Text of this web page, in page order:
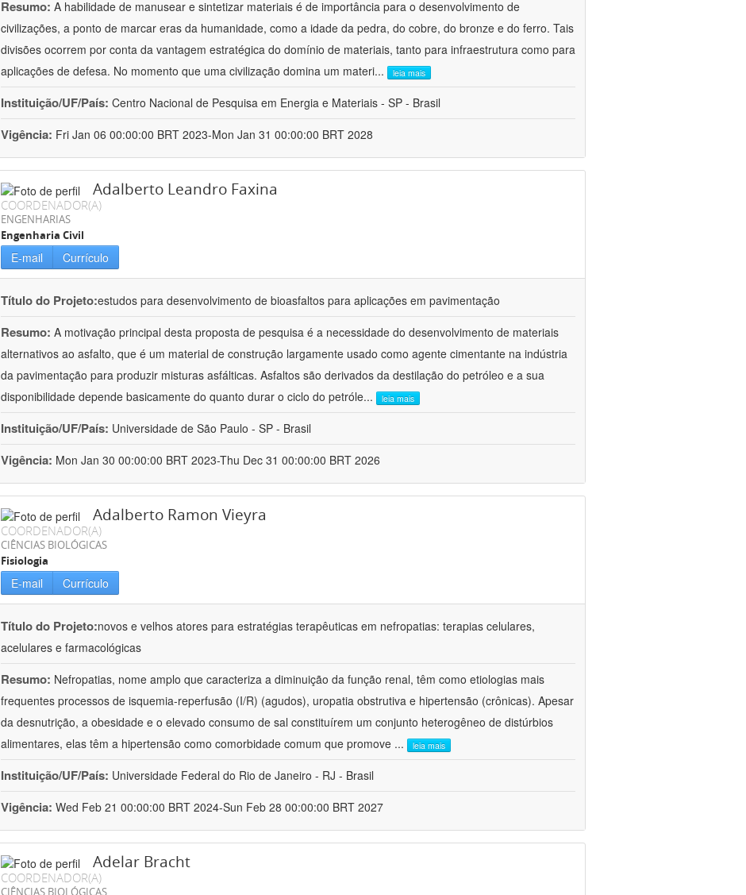
Resumo: A habilidade de manusear e sintetizar materiais é de importância para o desenvolvimento de
civilizações, a ponto de marcar eras da humanidade, como a idade da pedra, do cobre, do bronze e do ferro. Tais
divisões ocorrem por conta da vantagem estratégica do domínio de materiais, tanto para infraestrutura como para
aplicações de defesa. No momento que uma civilização domina um materi... leia mais
Instituição/UF/País: Centro Nacional de Pesquisa em Energia e Materiais - SP - Brasil
Vigência: Fri Jan 06 00:00:00 BRT 2023-Mon Jan 31 00:00:00 BRT 2028
Adalberto Leandro Faxina
COORDENADOR(A)
ENGENHARIAS
Engenharia Civil
E-mail Currículo
Título do Projeto:estudos para desenvolvimento de bioasfaltos para aplicações em pavimentação
Resumo: A motivação principal desta proposta de pesquisa é a necessidade do desenvolvimento de materiais
alternativos ao asfalto, que é um material de construção largamente usado como agente cimentante na indústria
da pavimentação para produzir misturas asfálticas. Asfaltos são derivados da destilação do petróleo e a sua
disponibilidade depende basicamente do quanto durar o ciclo do petróle... leia mais
Instituição/UF/País: Universidade de São Paulo - SP - Brasil
Vigência: Mon Jan 30 00:00:00 BRT 2023-Thu Dec 31 00:00:00 BRT 2026
Adalberto Ramon Vieyra
COORDENADOR(A)
CIÊNCIAS BIOLÓGICAS
Fisiologia
E-mail Currículo
Título do Projeto:novos e velhos atores para estratégias terapêuticas em nefropatias: terapias celulares,
acelulares e farmacológicas
Resumo: Nefropatias, nome amplo que caracteriza a diminuição da função renal, têm como etiologias mais
frequentes processos de isquemia-reperfusão (I/R) (agudos), uropatia obstrutiva e hipertensão (crônicas). Apesar
da desnutrição, a obesidade e o elevado consumo de sal constituírem um conjunto heterogêneo de distúrbios
alimentares, elas têm a hipertensão como comorbidade comum que promove ... leia mais
Instituição/UF/País: Universidade Federal do Rio de Janeiro - RJ - Brasil
Vigência: Wed Feb 21 00:00:00 BRT 2024-Sun Feb 28 00:00:00 BRT 2027
Adelar Bracht
COORDENADOR(A)
CIÊNCIAS BIOLÓGICAS